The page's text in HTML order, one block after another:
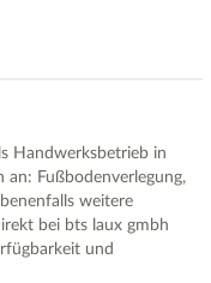
Handwerksbetrieb in
an: Fußbodenverlegung,
weitere
bei bts laux gmbh
und